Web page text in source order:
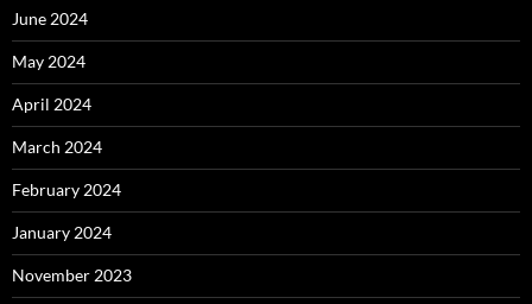
June 2024
May 2024
April 2024
March 2024
February 2024
January 2024
November 2023